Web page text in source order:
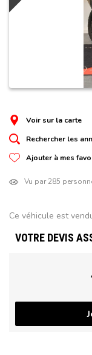
Voir sur la carte
Rechercher les
Ajouter à mes
Vu par 285
Ce véhicule est
VOTRE DEVIS